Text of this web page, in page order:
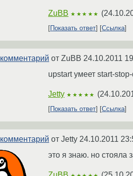
ZuBB ★★★★★ (
Показать ответ
Ссылка
комментарий от ZuBB 24.10.2011
upstart умеет start-
Jetty ★★★★★ (
Показать ответ Ссылка
комментарий от Jetty 24.10.2011
это я знаю. но стояла